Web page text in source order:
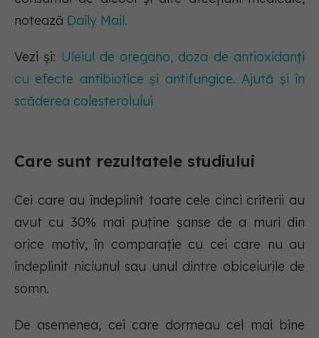
notează Daily Mail.
Vezi și: Uleiul de oregano, doza de antioxidanți
cu efecte antibiotice și antifungice. Ajută și în
scăderea colesterolului
Care sunt rezultatele studiului
Cei care au îndeplinit toate cele cinci criterii au
avut cu 30% mai puține șanse de a muri din
orice motiv, în comparație cu cei care nu au
îndeplinit niciunul sau unul dintre obiceiurile de
somn.
De asemenea, cei care dormeau cel mai bine